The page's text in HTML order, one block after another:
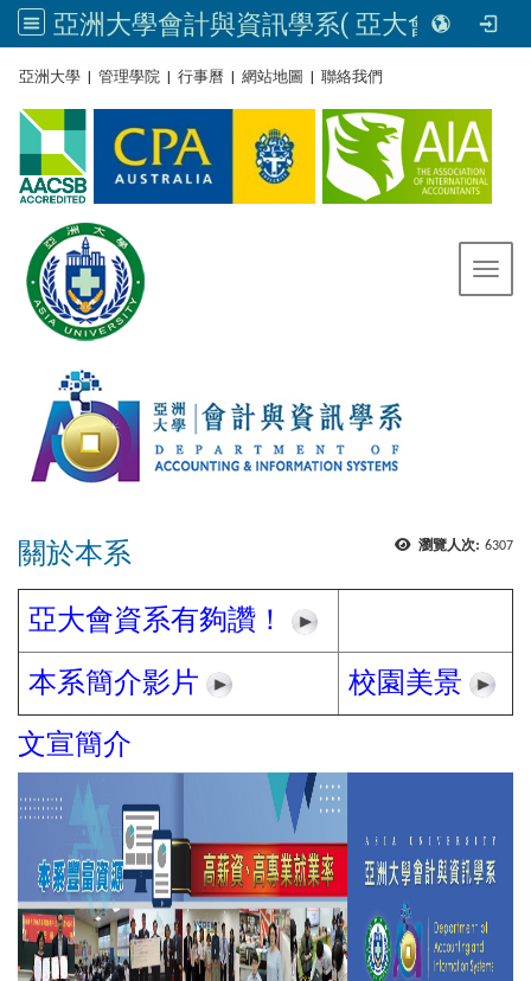
亞洲大學會計與資訊學系( 亞大會資系官網) | Asia University, Taiwan
亞洲大學 | 管理學院 | 行事曆 | 網站地圖 | 聯絡我們
瀏覽人次: 6307
關於本系
亞大會資系有夠讚！
本系簡介影片
校園美景
文宣簡介